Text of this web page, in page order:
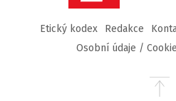
Etický kodex Redakce
Osobní údaje /
Přejít